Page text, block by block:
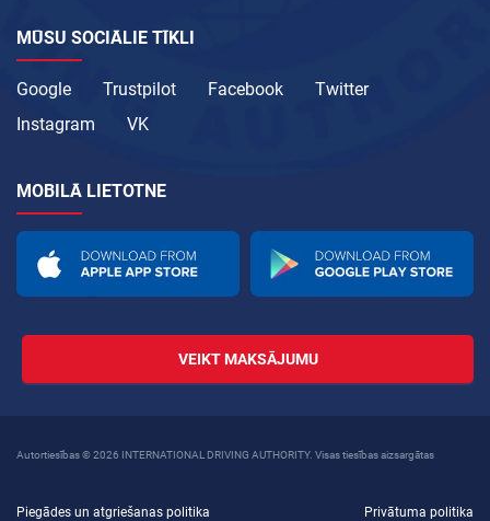
MŪSU SOCIĀLIE TĪKLI
Google Trustpilot Facebook
Twitter
Instagram
VK
MOBILĀ LIETOTNE
VEIKT MAKSĀJUMU
Autortiesības © 2026 INTERNATIONAL DRIVING AUTHORITY. Visas tiesības aizsargātas
Piegādes un atgriešanas politika Privātuma politika